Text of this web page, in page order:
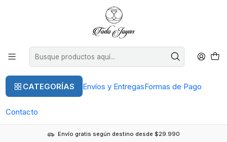
CATEGORÍAS Envíos y EntregasFormas de Pago
Contacto
Envío gratis según destino desde $29.990